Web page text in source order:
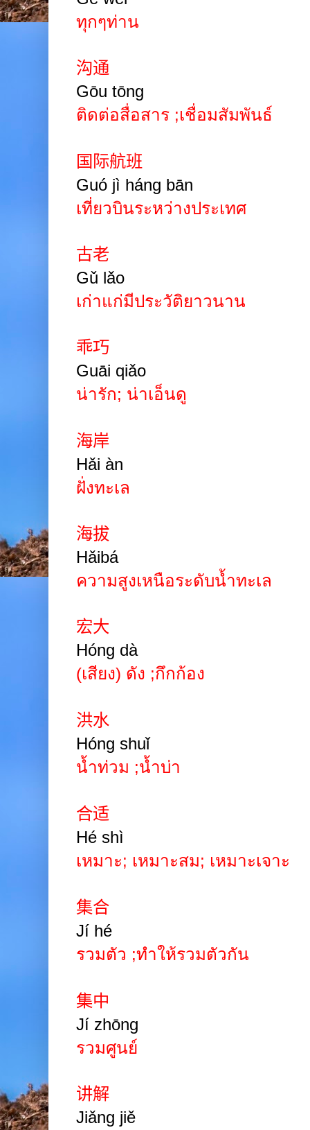
ทุกๆท่าน
沟通
Gōu tōng
ติดต่อสื่อสาร ;เชื่อมสัมพันธ์
国际航班
Guó jì háng bān
เที่ยวบินระหว่างประเทศ
古老
Gǔ lǎo
เก่าแก่มีประวัติยาวนาน
乖巧
Guāi qiǎo
น่ารัก; น่าเอ็นดู
海岸
Hǎi àn
ฝั่งทะเล
海拔
Hǎibá
ความสูงเหนือระดับน้ำทะเล
宏大
Hóng dà
(เสียง) ดัง ;กึกก้อง
洪水
Hóng shuǐ
น้ำท่วม ;น้ำบ่า
合适
Hé shì
เหมาะ; เหมาะสม; เหมาะเจาะ
集合
Jí hé
รวมตัว ;ทำให้รวมตัวกัน
集中
Jí zhōng
รวมศูนย์
讲解
Jiǎng jiě